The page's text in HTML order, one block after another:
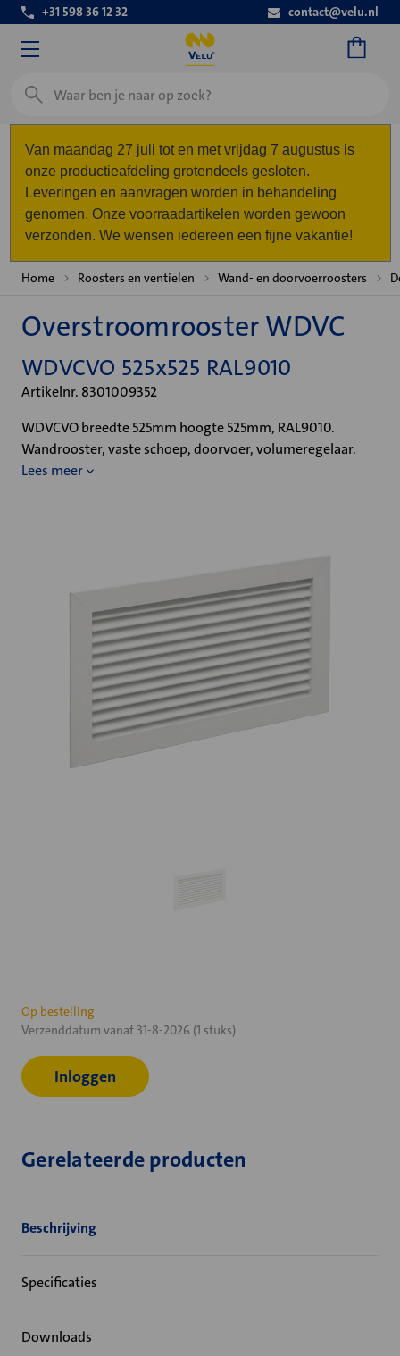
+31 598 36 12 32 contact@velu.nl
Zoeken
Van maandag 27 juli tot en met vrijdag 7 augustus is
onze productieafdeling grotendeels gesloten.
Leveringen en aanvragen worden in behandeling
genomen. Onze voorraadartikelen worden gewoon
verzonden. We wensen iedereen een fijne vakantie!
Home Roosters en ventielen Wand- en doorvoerroosters
Overstroomrooster WDVC
WDVCVO 525x525 RAL9010
Artikelnr. 8301009352
WDVCVO breedte 525mm hoogte 525mm, RAL9010.
Wandrooster, vaste schoep, doorvoer, volumeregelaar.
Lees meer
Huidige
voorraad:
Op bestelling
Verzenddatum vanaf 31-8-2026 (1 stuks)
Inloggen
Gerelateerde producten
Beschrijving
Specificaties
Downloads